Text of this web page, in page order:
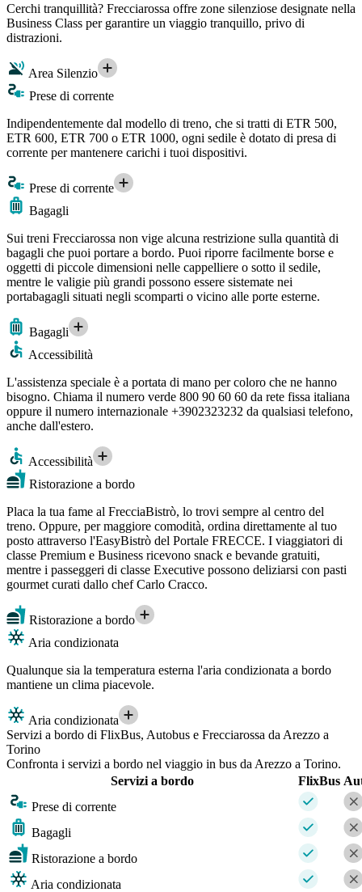
Cerchi tranquillità? Frecciarossa offre zone silenziose designate nella
Business Class per garantire un viaggio tranquillo, privo di
distrazioni.
Area Silenzio
Prese di corrente
Indipendentemente dal modello di treno, che si tratti di ETR 500,
ETR 600, ETR 700 o ETR 1000, ogni sedile è dotato di presa di
corrente per mantenere carichi i tuoi dispositivi.
Prese di corrente
Bagagli
Sui treni Frecciarossa non vige alcuna restrizione sulla quantità di
bagagli che puoi portare a bordo. Puoi riporre facilmente borse e
oggetti di piccole dimensioni nelle cappelliere o sotto il sedile,
mentre le valigie più grandi possono essere sistemate nei
portabagagli situati negli scomparti o vicino alle porte esterne.
Bagagli
Accessibilità
L'assistenza speciale è a portata di mano per coloro che ne hanno
bisogno. Chiama il numero verde 800 90 60 60 da rete fissa italiana
oppure il numero internazionale +3902323232 da qualsiasi telefono,
anche dall'estero.
Accessibilità
Ristorazione a bordo
Placa la tua fame al FrecciaBistrò, lo trovi sempre al centro del
treno. Oppure, per maggiore comodità, ordina direttamente al tuo
posto attraverso l'EasyBistrò del Portale FRECCE. I viaggiatori di
classe Premium e Business ricevono snack e bevande gratuiti,
mentre i passeggeri di classe Executive possono deliziarsi con pasti
gourmet curati dallo chef Carlo Cracco.
Ristorazione a bordo
Aria condizionata
Qualunque sia la temperatura esterna l'aria condizionata a bordo
mantiene un clima piacevole.
Aria condizionata
Servizi a bordo di FlixBus, Autobus e Frecciarossa da Arezzo a
Torino
Confronta i servizi a bordo nel viaggio in bus da Arezzo a Torino.
Servizi a bordo
FlixBus
Prese di corrente
Bagagli
Ristorazione a bordo
Aria condizionata